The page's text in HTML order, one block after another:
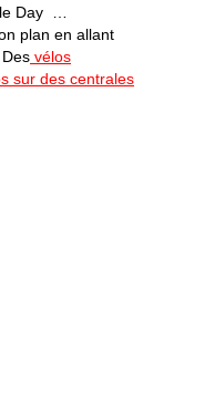
Day …
plan en allant
vélos
sur des centrales